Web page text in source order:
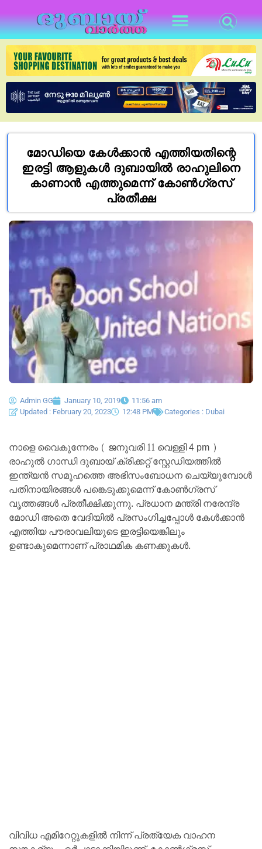
മോഡിയെ കേൾക്കാൻ എത്തിയതിന്റെ
ഇരട്ടി ആളുകൾ ദുബായിൽ രാഹുലിനെ
കാണാൻ എത്തുമെന്ന് കോൺഗ്രസ്‌
പ്രതീക്ഷ
Admin GG January 10, 2019
11:56 am
Updated : February 20, 2023
12:48 PM Categories : Dubai
നാളെ വൈകുന്നേരം ( ജനുവരി 11 വെള്ളി 4 pm )
രാഹുൽ ഗാന്ധി ദുബായ് ക്രിക്കറ്റ്‌ സ്റ്റേഡിയത്തിൽ
ഇന്ത്യൻ സമൂഹത്തെ അഭിസംബോധന ചെയ്യുമ്പോൾ
പതിനായിരങ്ങൾ പങ്കെടുക്കുമെന്ന് കോൺഗ്രസ്‌
വൃത്തങ്ങൾ പ്രതീക്ഷിക്കുന്നു. പ്രധാന മന്ത്രി നരേന്ദ്ര
മോഡി അതെ വേദിയിൽ പ്രസംഗിച്ചപ്പോൾ കേൾക്കാൻ
എത്തിയ പൗരാവലിയുടെ ഇരട്ടിയെങ്കിലും
ഉണ്ടാകുമെന്നാണ് പ്രാഥമിക കണക്കുകൾ.
വിവിധ എമിറേറ്റുകളിൽ നിന്ന് പ്രത്യേക വാഹന